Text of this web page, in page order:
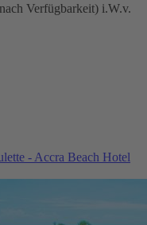
Verfügbarkeit) i.W.v.
- Accra Beach Hotel